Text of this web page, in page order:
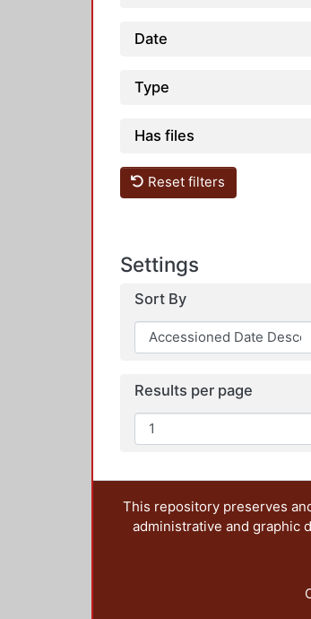
Date
Type
Has files
Reset filters
Settings
Sort By
Results per page
This repository preserves
administrative and graphic